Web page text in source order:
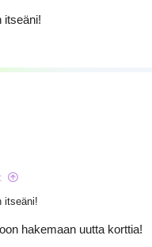
itseäni!
itseäni!
hakemaan uutta korttia!